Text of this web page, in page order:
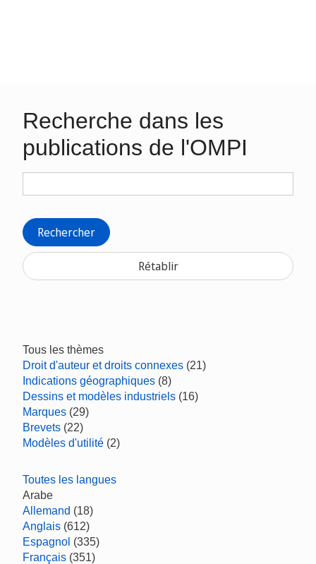
Recherche dans les
publications de l'OMPI
Rechercher
Rétablir
Tous les thèmes
Droit d'auteur et droits connexes (21)
Indications géographiques (8)
Dessins et modèles industriels (16)
Marques (29)
Brevets (22)
Modèles d'utilité (2)
Toutes les langues
Arabe
Allemand (18)
Anglais (612)
Espagnol (335)
Français (351)